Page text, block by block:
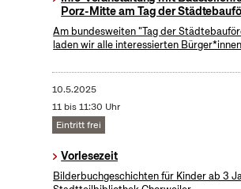
Porz-Mitte am Tag der
Am bundesweiten "Tag der
laden wir alle interessierten
10.5.2025
11 bis 11:30 Uhr
Eintritt frei
Vorlesezeit
Bilderbuchgeschichten für Kinder ab 3